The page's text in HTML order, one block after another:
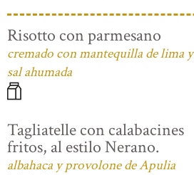
Risotto con parmesano
cremado con mantequilla de lima y
sal ahumada
Tagliatelle con calabacines
fritos, al estilo Nerano.
albahaca y provolone de Apulia